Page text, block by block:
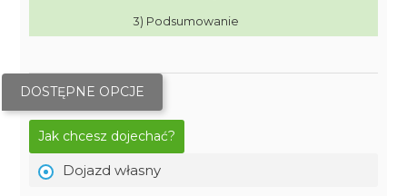
3) Podsumowanie
DOSTĘPNE OPCJE
Jak chcesz dojechać?
Dojazd własny